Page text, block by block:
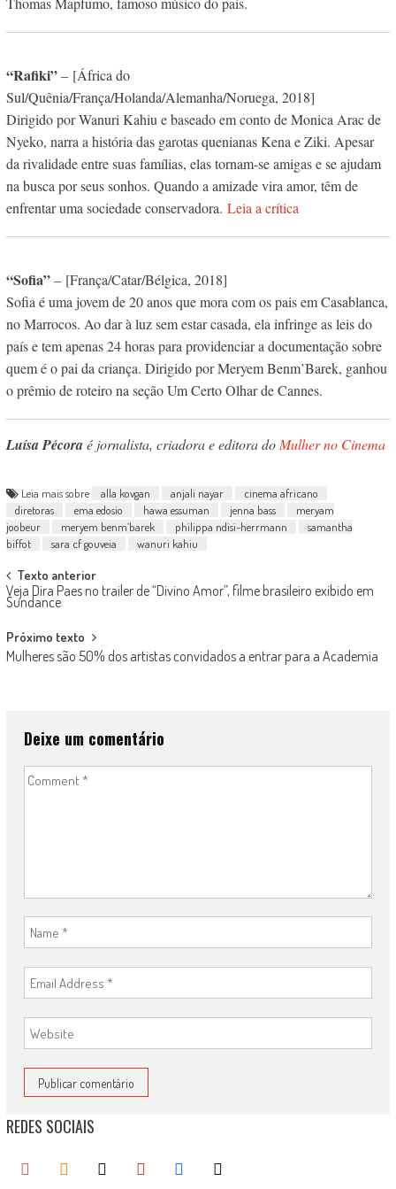
“Rafiki”– [África do
Sul/Quênia/França/Holanda/Alemanha/Noruega, 2018]
Dirigido por Wanuri Kahiu e baseado em conto de Monica Arac de
Nyeko, narra a história das garotas quenianas Kena e Ziki. Apesar
da rivalidade entre suas famílias, elas tornam-se amigas e se ajudam
na busca por seus sonhos. Quando a amizade vira amor, têm de
enfrentar uma sociedade conservadora. Leia a crítica
“Sofia”– [França/Catar/Bélgica, 2018]
Sofia é uma jovem de 20 anos que mora com os pais em Casablanca,
no Marrocos. Ao dar à luz sem estar casada, ela infringe as leis do
país e tem apenas 24 horas para providenciar a documentação sobre
quem é o pai da criança. Dirigido por Meryem Benm’Barek, ganhou
o prêmio de roteiro na seção Um Certo Olhar de Cannes.
Luísa Pécoraé jornalista, criadora e editora do Mulher no Cinema
Leia mais sobre alla kovgan anjali nayar
cinema africano
diretoras
ema edosio hawa essuman jenna bass
meryam
joobeur
meryem benm’barek philippa ndisi-herrmann
samantha
biffot
sara cf gouveia wanuri kahiu
Post
navigation
Texto anterior
Veja Dira Paes no trailer de “Divino Amor”, filme brasileiro exibido em
Sundance
Próximo texto
Mulheres são 50% dos artistas convidados a entrar para a Academia
Deixe um comentário
REDES SOCIAIS